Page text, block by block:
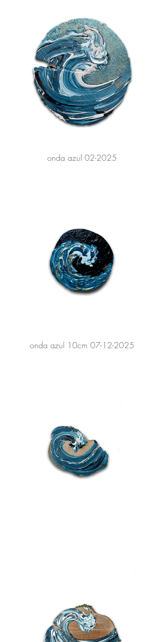
onda azul 02-2025
onda azul 10cm 07-12-2025